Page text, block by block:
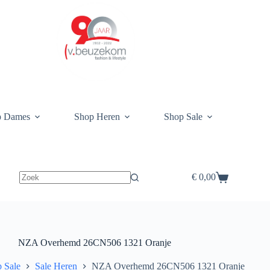
Dames Shop Heren Shop Sale
Winkelwagen
€0,00
NZA Overhemd 26CN506 1321 Oranje
Sale Sale Heren NZA Overhemd 26CN506 1321 Oranje